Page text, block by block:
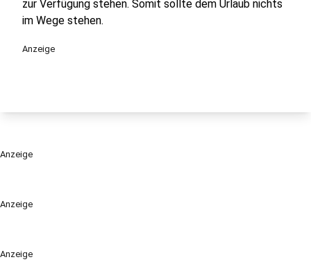
Anzeige
Anzeige
zur Verfügung stehen. Somit sollte dem Urlaub nichts
im Wege stehen.
Anzeige
Anzeige